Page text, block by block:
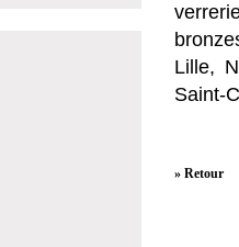
Lille,
Saint-
» Retour